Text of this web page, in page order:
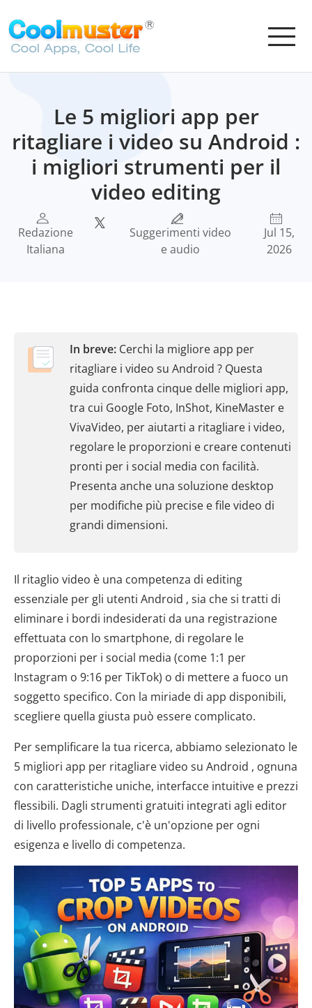
Le 5 migliori app per
ritagliare i video su Android :
i migliori strumenti per il
video editing
Redazione
Italiana
Suggerimenti video
e audio
Jul 15,
2026
In breve: Cerchi la migliore app per
ritagliare i video su Android ? Questa
guida confronta cinque delle migliori app,
tra cui Google Foto, InShot, KineMaster e
VivaVideo, per aiutarti a ritagliare i video,
regolare le proporzioni e creare contenuti
pronti per i social media con facilità.
Presenta anche una soluzione desktop
per modifiche più precise e file video di
grandi dimensioni.
Il ritaglio video è una competenza di editing
essenziale per gli utenti Android , sia che si tratti di
eliminare i bordi indesiderati da una registrazione
effettuata con lo smartphone, di regolare le
proporzioni per i social media (come 1:1 per
Instagram o 9:16 per TikTok) o di mettere a fuoco un
soggetto specifico. Con la miriade di app disponibili,
scegliere quella giusta può essere complicato.
Per semplificare la tua ricerca, abbiamo selezionato le
5 migliori app per ritagliare video su Android , ognuna
con caratteristiche uniche, interfacce intuitive e prezzi
flessibili. Dagli strumenti gratuiti integrati agli editor
di livello professionale, c'è un'opzione per ogni
esigenza e livello di competenza.